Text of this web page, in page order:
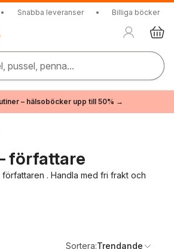
• Snabba leveranser • Billiga böcker
pussel, penna...
– hälsoböcker upp till 50% →
författare
. Handla med fri frakt och
Sortera:Trendande